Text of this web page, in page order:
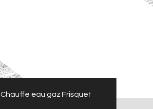
Chauffe eau gaz Frisquet